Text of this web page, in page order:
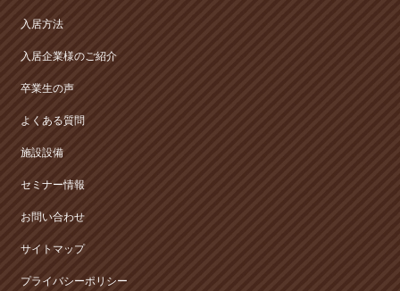
入居方法
入居企業様のご紹介
卒業生の声
よくある質問
施設設備
セミナー情報
お問い合わせ
サイトマップ
プライバシーポリシー